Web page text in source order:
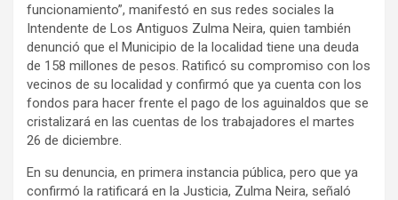
funcionamiento”, manifestó en sus redes sociales la
Intendente de Los Antiguos Zulma Neira, quien también
denunció que el Municipio de la localidad tiene una deuda
de 158 millones de pesos. Ratificó su compromiso con los
vecinos de su localidad y confirmó que ya cuenta con los
fondos para hacer frente el pago de los aguinaldos que se
cristalizará en las cuentas de los trabajadores el martes
26 de diciembre.
En su denuncia, en primera instancia pública, pero que ya
confirmó la ratificará en la Justicia, Zulma Neira, señaló